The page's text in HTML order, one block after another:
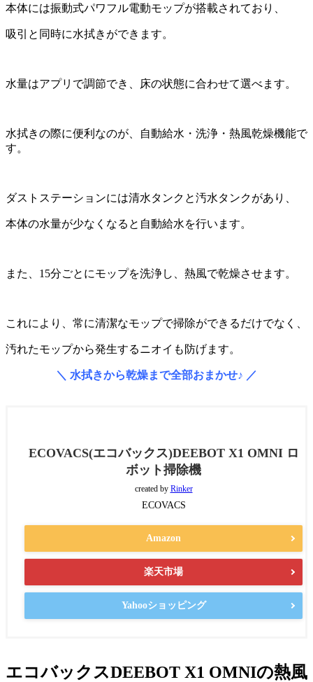
本体には振動式パワフル電動モップが搭載されており、
吸引と同時に水拭きができます。
水量はアプリで調節でき、床の状態に合わせて選べます。
水拭きの際に便利なのが、自動給水・洗浄・熱風乾燥機能で
す。
ダストステーションには清水タンクと汚水タンクがあり、
本体の水量が少なくなると自動給水を行います。
また、15分ごとにモップを洗浄し、熱風で乾燥させます。
これにより、常に清潔なモップで掃除ができるだけでなく、
汚れたモップから発生するニオイも防げます。
＼ 水拭きから乾燥まで全部おまかせ♪ ／
ECOVACS(エコバックス)DEEBOT X1 OMNI ロ
ボット掃除機
created by Rinker
ECOVACS
Amazon
楽天市場
Yahooショッピング
エコバックスDEEBOT X1 OMNIの熱風